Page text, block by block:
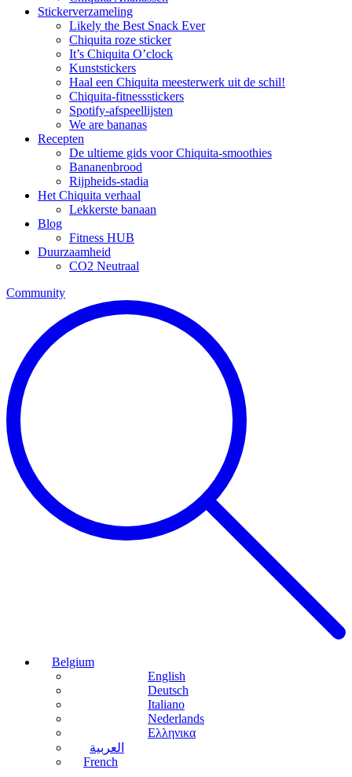
Stickerverzameling
Likely the Best Snack Ever
Chiquita roze sticker
It’s Chiquita O’clock
Kunststickers
Haal een Chiquita meesterwerk uit de schil!
Chiquita-fitnessstickers
Spotify-afspeellijsten
We are bananas
Recepten
De ultieme gids voor Chiquita-smoothies
Bananenbrood
Rijpheids-stadia
Het Chiquita verhaal
Lekkerste banaan
Blog
Fitness HUB
Duurzaamheid
CO2 Neutraal
Community
Belgium
English
Deutsch
Italiano
Nederlands
Ελληνικα
العربية
French